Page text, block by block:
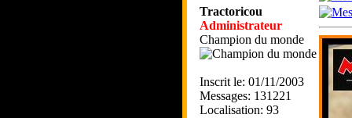
Tractoricou
Administrateur
Champion du monde
Inscrit le: 01/11/2003
Messages: 131221
Localisation: 93